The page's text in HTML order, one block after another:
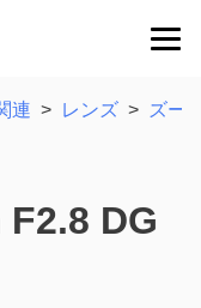
連 > レンズ > ズー
DG